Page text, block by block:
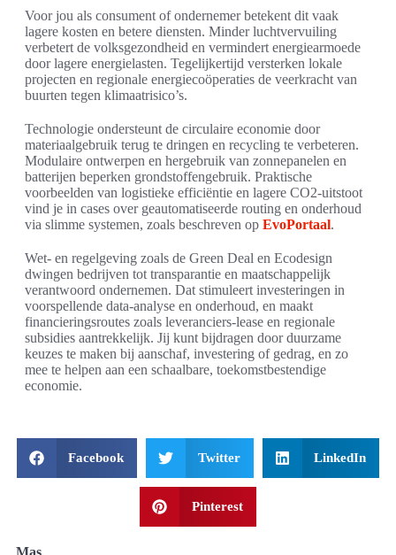
Voor jou als consument of ondernemer betekent dit vaak
lagere kosten en betere diensten. Minder luchtvervuiling
verbetert de volksgezondheid en vermindert energiearmoede
door lagere energielasten. Tegelijkertijd versterken lokale
projecten en regionale energiecoöperaties de veerkracht van
buurten tegen klimaatrisico’s.
Technologie ondersteunt de circulaire economie door
materiaalgebruik terug te dringen en recycling te verbeteren.
Modulaire ontwerpen en hergebruik van zonnepanelen en
batterijen beperken grondstoffengebruik. Praktische
voorbeelden van logistieke efficiëntie en lagere CO2-uitstoot
vind je in cases over geautomatiseerde routing en onderhoud
via slimme systemen, zoals beschreven op EvoPortaal.
Wet- en regelgeving zoals de Green Deal en Ecodesign
dwingen bedrijven tot transparantie en maatschappelijk
verantwoord ondernemen. Dat stimuleert investeringen in
voorspellende data-analyse en onderhoud, en maakt
financieringsroutes zoals leveranciers-lease en regionale
subsidies aantrekkelijk. Jij kunt bijdragen door duurzame
keuzes te maken bij aanschaf, investering of gedrag, en zo
mee te helpen aan een schaalbare, toekomstbestendige
economie.
Facebook Twitter LinkedIn
Pinterest